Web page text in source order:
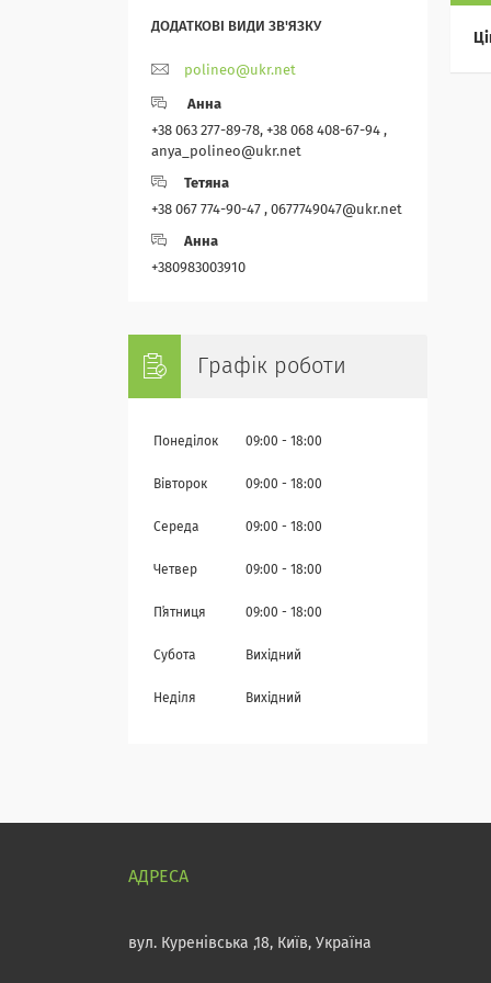
polineo@ukr.net
Анна
+38 063 277-89-78, +38 068 408-67-94 ,
anya_polineo@ukr.net
Тетяна
+38 067 774-90-47 , 0677749047@ukr.net
Анна
+380983003910
Графік роботи
Понеділок 09:00 18:00
Вівторок 09:00 18:00
Середа 09:00 18:00
Четвер 09:00 18:00
Пʼятниця 09:00 18:00
Субота Вихідний
Неділя Вихідний
вул. Куренівська ,18, Київ, Україна